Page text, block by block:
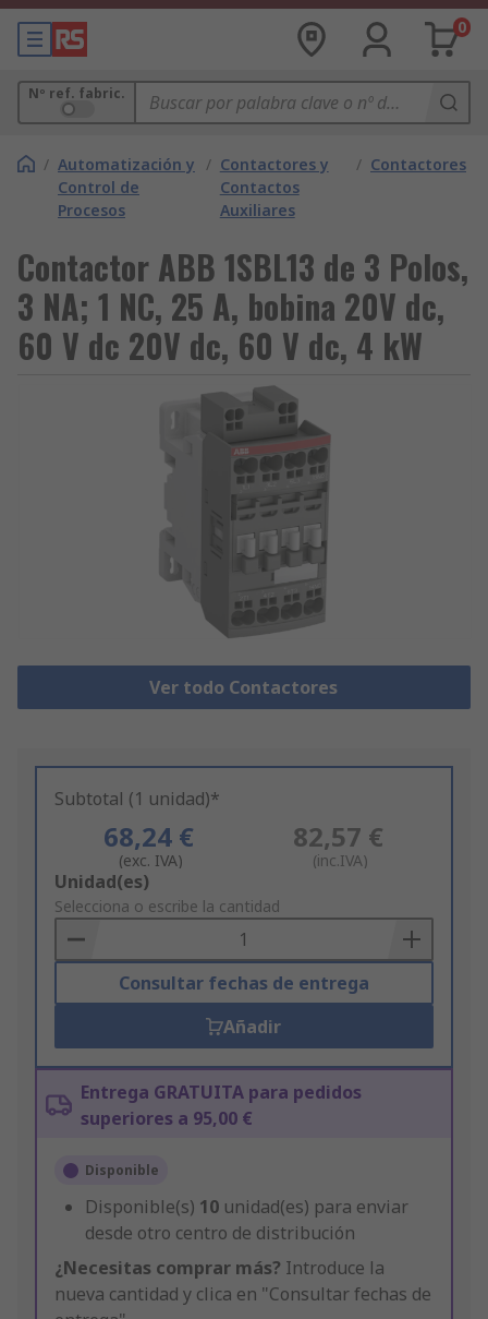
0
Nº ref. fabric.
/ Automatización y
Control de
Procesos
/ Contactores y
Contactos
Auxiliares
/ Contactores
Contactor ABB 1SBL13 de 3 Polos,
3 NA; 1 NC, 25 A, bobina 20V dc,
60 V dc 20V dc, 60 V dc, 4 kW
Ver todo Contactores
Subtotal (1 unidad)*
68,24 €
(exc. IVA)
82,57 €
(inc.IVA)
Add
to
Basket
Unidad(es)
Selecciona o escribe la cantidad
Consultar fechas de entrega
Añadir
Entrega GRATUITA para pedidos
superiores a 95,00 €
Disponible
Disponible(s) 10 unidad(es) para enviar
desde otro centro de distribución
¿Necesitas comprar más? Introduce la
nueva cantidad y clica en "Consultar fechas de